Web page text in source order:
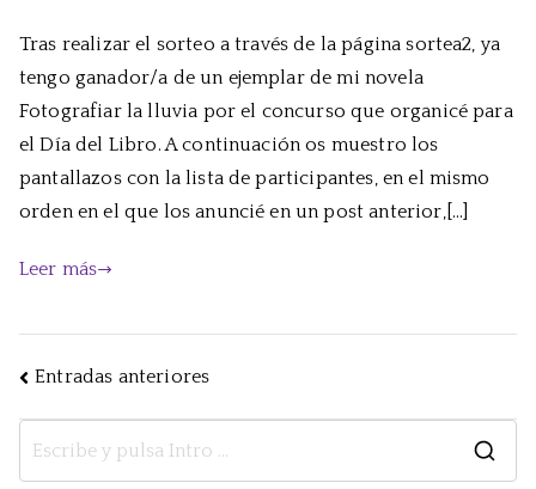
del
Tras realizar el sorteo a través de la página sortea2, ya
tengo ganador/a de un ejemplar de mi novela
Fotografiar la lluvia por el concurso que organicé para
el Día del Libro. A continuación os muestro los
pantallazos con la lista de participantes, en el mismo
orden en el que los anuncié en un post anterior,[…]
Leer más
Navegación
de
Entradas anteriores